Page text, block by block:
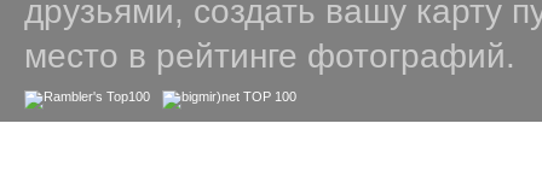
друзьями, создать вашу карту
место в рейтинге фотографий.